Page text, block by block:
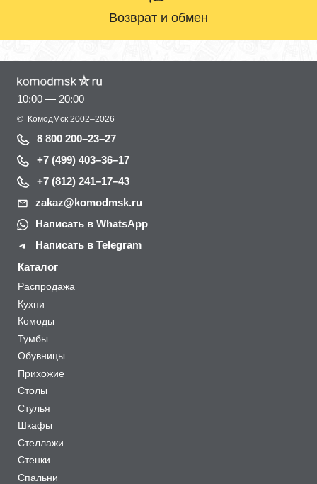
Возврат и обмен
10:00 — 20:00
© КомодМск 2002–2026
8 800 200–23–27
+7 (499) 403–36–17
+7 (812) 241–17–43
zakaz@komodmsk.ru
Написать в WhatsApp
Написать в Telegram
Каталог
Распродажа
Кухни
Комоды
Тумбы
Обувницы
Прихожие
Столы
Стулья
Шкафы
Стеллажи
Стенки
Спальни